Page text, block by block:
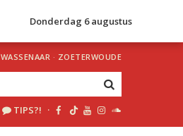
Donderdag 6 augustus
WASSENAAR · ZOETERWOUDE
TIPS?! ·